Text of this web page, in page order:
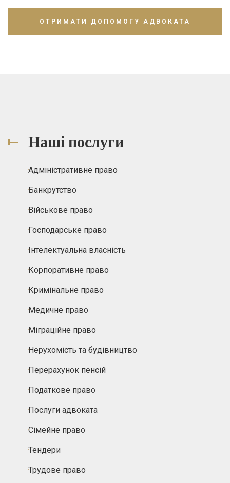
Наші послуги
Адміністративне право
Банкрутство
Військове право
Господарське право
Інтелектуальна власність
Корпоративне право
Кримінальне право
Медичне право
Міграційне право
Нерухомість та будівництво
Перерахунок пенсій
Податкове право
Послуги адвоката
Сімейне право
Тендери
Трудове право